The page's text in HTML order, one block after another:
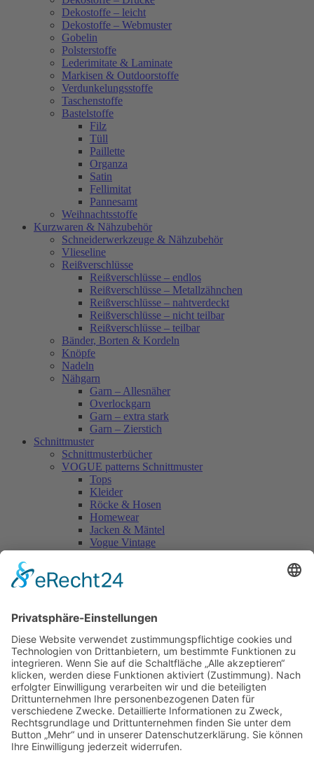
Dekostoffe – leicht
Dekostoffe – Webmuster
Gobelin
Polsterstoffe
Lederimitate & Laminate
Markisen & Outdoorstoffe
Verdunkelungsstoffe
Taschenstoffe
Bastelstoffe
Filz
Tüll
Paillette
Organza
Satin
Fellimitat
Pannesamt
Weihnachtsstoffe
Kurzwaren & Nähzubehör
Schneiderwerkzeuge & Nähzubehör
Vlieseline
Reißverschlüsse
Reißverschlüsse – endlos
Reißverschlüsse – Metallzähnchen
Reißverschlüsse – nahtverdeckt
Reißverschlüsse – nicht teilbar
Reißverschlüsse – teilbar
Bänder, Borten & Kordeln
Knöpfe
Nadeln
Nähgarn
Garn – Allesnäher
Overlockgarn
Garn – extra stark
Garn – Zierstich
Schnittmuster
Schnittmusterbücher
VOGUE patterns Schnittmuster
Tops
Kleider
Röcke & Hosen
Homewear
Jacken & Mäntel
Vogue Vintage
Accessoires
Kleider
Homewear
Jacken & Mäntel
Curvy
Herren
Kids
Burda Fantasy
Accessoires & Deko
NEU im Shop
SALE